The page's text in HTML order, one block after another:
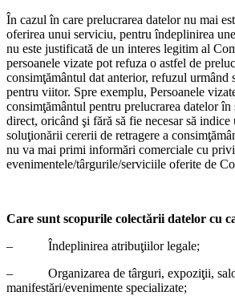
În cazul în care prelucrarea datelor nu mai
oferirea unui serviciu, pentru îndeplinirea
nu este justificată de un interes legitim al
persoanele vizate pot refuza o astfel de
consimţământul dat anterior, refuzul urmând
pentru viitor. Spre exemplu, Persoanele
consimţământul pentru prelucrarea datelor
direct, oricând şi fără să fie necesar să
soluţionării cererii de retragere a
nu va mai primi informări comerciale cu
evenimentele/târgurile/serviciile oferite de
Care sunt scopurile colectării datelor cu
– Îndeplinirea atribuţiilor legale;
– Organizarea de târguri, expoziţii,
manifestări/evenimente specializate;